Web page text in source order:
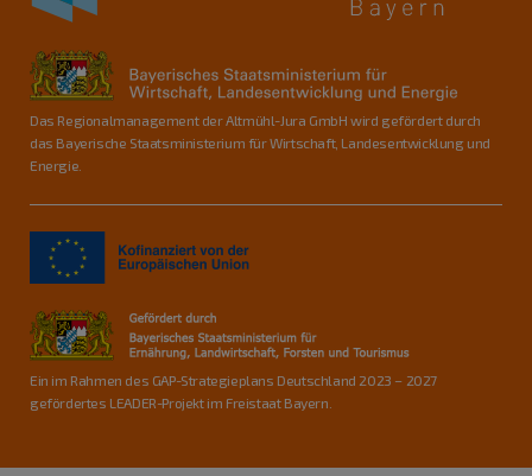
Das Regionalmanagement der Altmühl-Jura GmbH wird gefördert durch
das Bayerische Staatsministerium für Wirtschaft, Landesentwicklung und
Energie.
Ein im Rahmen des GAP-Strategieplans Deutschland 2023 – 2027
gefördertes LEADER-Projekt im Freistaat Bayern.